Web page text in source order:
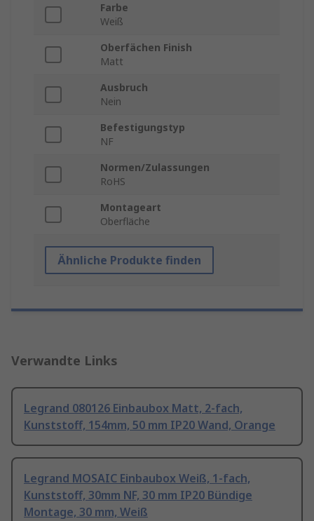
Farbe
Weiß
Oberfächen Finish
Matt
Ausbruch
Nein
Befestigungstyp
NF
Normen/Zulassungen
RoHS
Montageart
Oberfläche
Ähnliche Produkte finden
Verwandte Links
Legrand 080126 Einbaubox Matt, 2-fach,
Kunststoff, 154mm, 50 mm IP20 Wand, Orange
Legrand MOSAIC Einbaubox Weiß, 1-fach,
Kunststoff, 30mm NF, 30 mm IP20 Bündige
Montage, 30 mm, Weiß